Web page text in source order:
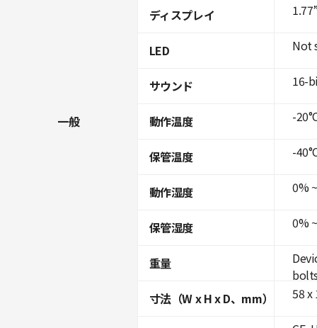
一般
ディスプレイ
LED
サウンド
動作温度
保管温度
動作湿度
保管湿度
重量
寸法（W x H x D、mm）
Not
16-
-
-
0%
0%
58 x